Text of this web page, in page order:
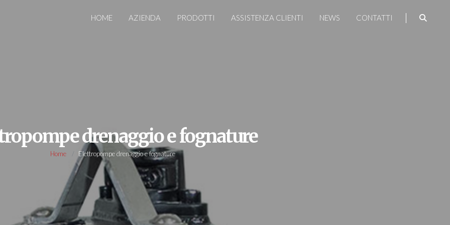
HOME AZIENDA PRODOTTI ASSISTENZA CLIENTI NEWS CONTATTI
drenaggio e fognature
Home Elettropompe drenaggio e fognature